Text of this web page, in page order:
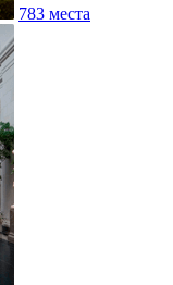
783 места